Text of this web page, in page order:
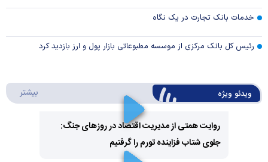
خدمات بانک تجارت در یک نگاه
رئیس کل بانک مرکزی از موسسه مطبوعاتی بازار پول و ارز بازدید کرد
ویدئو ویژه بیشتر
Play
روایت همتی از مدیریت اقتصاد در روزهای جنگ:
جلوی شتاب فزاینده تورم را گرفتیم